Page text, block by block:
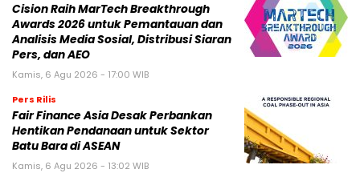
Cision Raih MarTech Breakthrough
Awards 2026 untuk Pemantauan dan
Analisis Media Sosial, Distribusi Siaran
Pers, dan AEO
Kamis, 6 Agu 2026 - 17:00 WIB
Pers Rilis
Fair Finance Asia Desak Perbankan
Hentikan Pendanaan untuk Sektor
Batu Bara di ASEAN
Kamis, 6 Agu 2026 - 13:02 WIB